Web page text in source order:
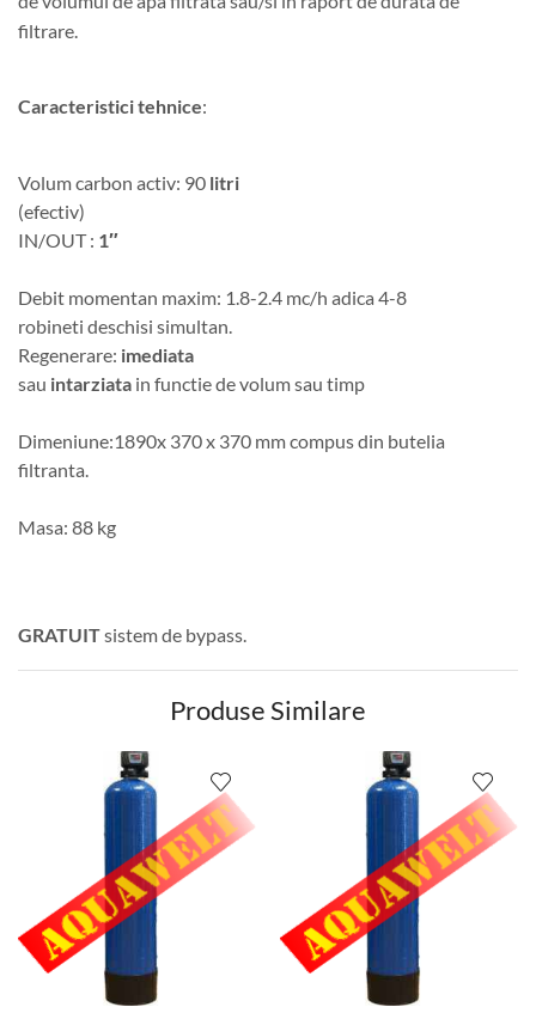
filtrare.
Caracteristici tehnice:
Volum carbon activ: 90 litri
(efectiv)
IN/OUT : 1″
Debit momentan maxim: 1.8-2.4 mc/h adica 4-8
robineti deschisi simultan.
Regenerare: imediata
sau intarziata in functie de volum sau timp
Dimeniune:1890x 370 x 370 mm compus din butelia
filtranta.
Masa: 88 kg
GRATUITsistem de bypass.
Produse Similare